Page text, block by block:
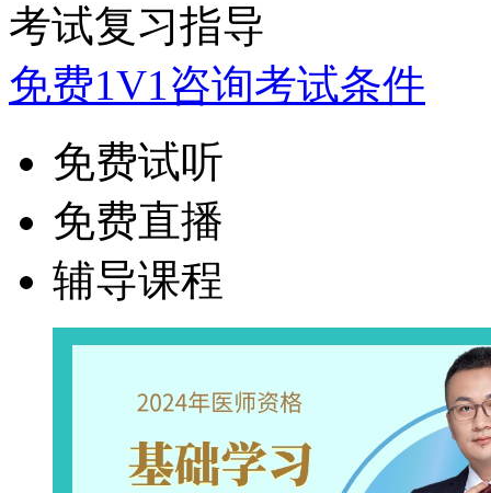
考试复习指导
免费1V1咨询考试条件
免费试听
免费直播
辅导课程